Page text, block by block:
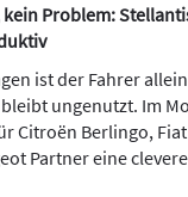
kein Problem:
ist der Fahrer
ungenutzt. Im
Citroën Berlingo,
Partner eine